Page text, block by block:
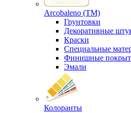
Arcobaleno (ТМ)
Грунтовки
Декоративные
Краски
Специальные
Финишные
Эмали
Колоранты